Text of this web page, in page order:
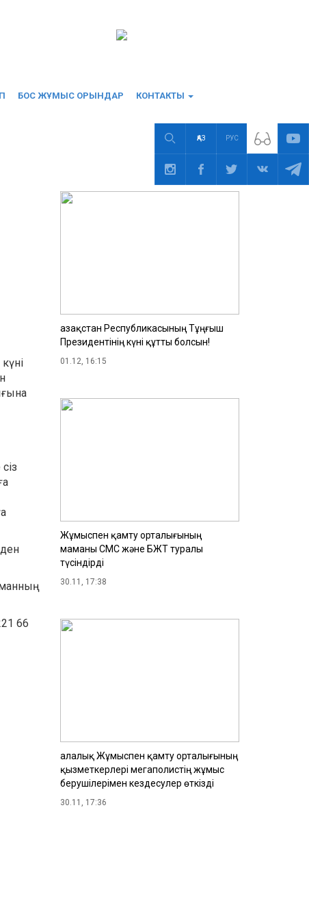
БОС ЖҰМЫС ОРЫНДАР КОНТАКТЫ
ҚАЗ РУС
66
ДРУГИЕ НОВОСТИ
Қазақстан Республикасының Тұңғыш
Президентінің күні құтты болсын!
01.12, 16:15
Жұмыспен қамту орталығының
маманы СМС және БЖТ туралы
түсіндірді
30.11, 17:38
Қалалық Жұмыспен қамту орталығының
қызметкерлері мегаполистің жұмыс
берушілерімен кездесулер өткізді
30.11, 17:36